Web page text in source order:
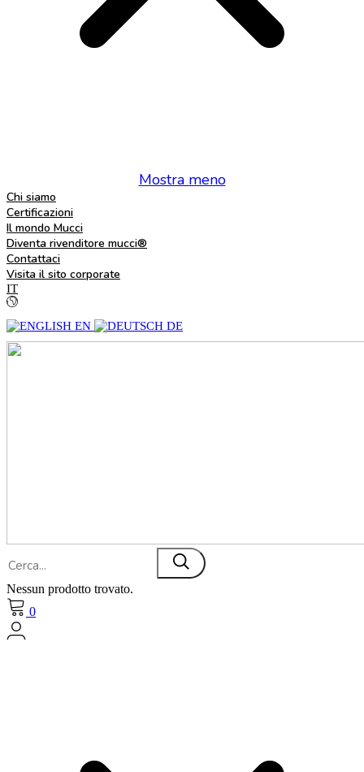
Mostra meno
Chi siamo
Certificazioni
Il mondo Mucci
Diventa rivenditore mucci®
Contattaci
Visita il sito corporate
IT
EN DE
Nessun prodotto trovato.
0